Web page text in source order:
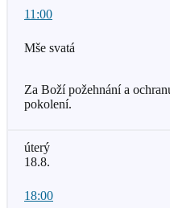
11:00
Mše svatá
Za Boží požehnání a
pokolení.
úterý
18.8.
18:00